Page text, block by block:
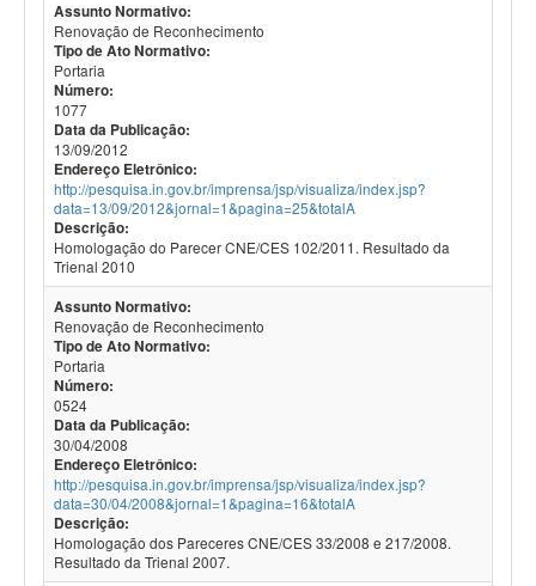
Assunto Normativo:
Renovação de Reconhecimento
Tipo de Ato Normativo:
Portaria
Número:
1077
Data da Publicação:
13/09/2012
Endereço Eletrônico:
http://pesquisa.in.gov.br/imprensa/jsp/visualiza/index.jsp?
data=13/09/2012&jornal=1&pagina=25&totalA
Descrição:
Homologação do Parecer CNE/CES 102/2011. Resultado da
Trienal 2010
Assunto Normativo:
Renovação de Reconhecimento
Tipo de Ato Normativo:
Portaria
Número:
0524
Data da Publicação:
30/04/2008
Endereço Eletrônico:
http://pesquisa.in.gov.br/imprensa/jsp/visualiza/index.jsp?
data=30/04/2008&jornal=1&pagina=16&totalA
Descrição:
Homologação dos Pareceres CNE/CES 33/2008 e 217/2008.
Resultado da Trienal 2007.